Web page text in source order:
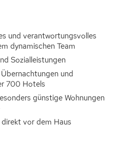
und verantwortungsvolles
dynamischen Team
Sozialleistungen
und
700 Hotels
günstige Wohnungen
vor dem Haus